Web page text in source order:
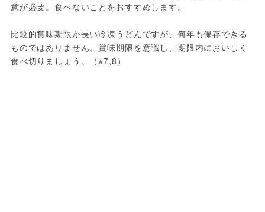
意が必要。食べないことをおすすめします。
比較的賞味期限が長い冷凍うどんですが、何年も保存できる
ものではありません。賞味期限を意識し、期限内においしく
食べ切りましょう。（※7,8）